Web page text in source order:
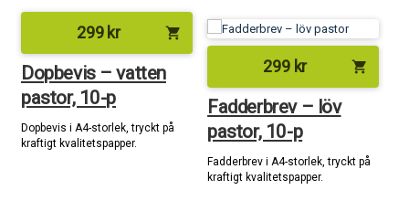
299kr shopping_cart
Dopbevis – vatten
pastor, 10-p
Dopbevis i A4-storlek, tryckt på
kraftigt kvalitetspapper.
299 kr shopping_cart
Fadderbrev – löv
pastor, 10-p
Fadderbrev i A4-storlek, tryckt på
kraftigt kvalitetspapper.